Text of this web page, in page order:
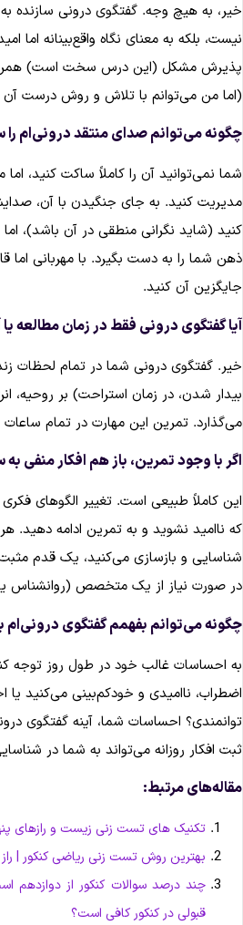
به هیچ وجه. گفتگوی درونی سازنده
بلکه به معنای نگاه واقع‌بینانه اما
مشکل (این درس سخت است) همراه
من می‌توانم با تلاش و روش درست آن
می‌توانم صدای منتقد درونی‌ام را
نمی‌توانید آن را کاملاً ساکت کنید، اما
کنید. به جای جنگیدن با آن،
(شاید نگرانی منطقی در آن باشد)، اما
شما را به دست بگیرد. با مهربانی اما
آن کنید.
گفتگوی درونی فقط در زمان مطالعه
گفتگوی درونی شما در تمام لحظات
شدن، در زمان استراحت) بر روحیه،
تمرین این مهارت در تمام ساعات
با وجود تمرین، باز هم افکار منفی
کاملاً طبیعی است. تغییر الگوهای
ناامید نشوید و به تمرین ادامه دهید.
و بازسازی می‌کنید، یک قدم مثبت
صورت نیاز از یک متخصص (روانشناس
می‌توانم بفهمم گفتگوی درونی‌ام
احساسات غالب خود در طول روز توجه
ناامیدی و خودکم‌بینی می‌کنید یا
احساسات شما، آینه گفتگوی
افکار روزانه می‌تواند به شما در
مرتبط:
تکنیک های تست زنی زیست و راز‌های
بهترین روش تست زنی ریاضی کنکور |
چند درصد سوالات کنکور از دوازدهم
قبولی در کنکور کافی است؟